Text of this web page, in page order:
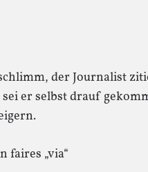
der Journalist
er selbst drauf
faires „via“